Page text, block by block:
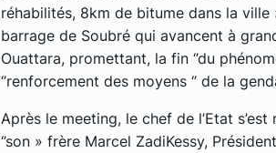
réhabilités, 8km de bitume dans la ville
barrage de Soubré qui avancent à
Ouattara, promettant, la fin ‘’du
‘’renforcement des moyens ‘’ de la
Après le meeting, le chef de l’Etat
‘’son » frère Marcel ZadiKessy,